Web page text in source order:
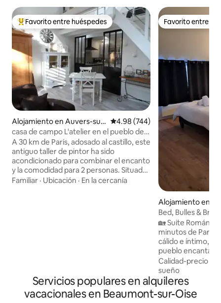
Favorito entre huéspedes preferido
Favorito entre huéspedes
Alojamiento en Auvers-sur-
Oise
Calificación promedio: 4.98 de
4.98 (744)
casa de campo L'atelier en el pueblo de
Van Gogh
A 30 km de París, adosado al castillo, este
antiguo taller de pintor ha sido
acondicionado para combinar el encanto
y la comodidad para 2 personas. Situado
en la tranquilidad de un callejón sin salida,
Familiar · Ubicación · En la cercanía
Favorito entre
Favorito entre
Alojamiento en
Bed, Bulles &
🏡 Suite
minutos de París 🛏️ Dúplex privado,
cálido e íntimo,
pueblo
pareja Cama King Size Cocina equipada.
Balneo con dos
video (Netflix, Canal+)
Desayuno Toallas y
especial WE Del
Calidad-precio
sueño
Servicios populares en alquileres
vacacionales en Beaumont-sur-Oise